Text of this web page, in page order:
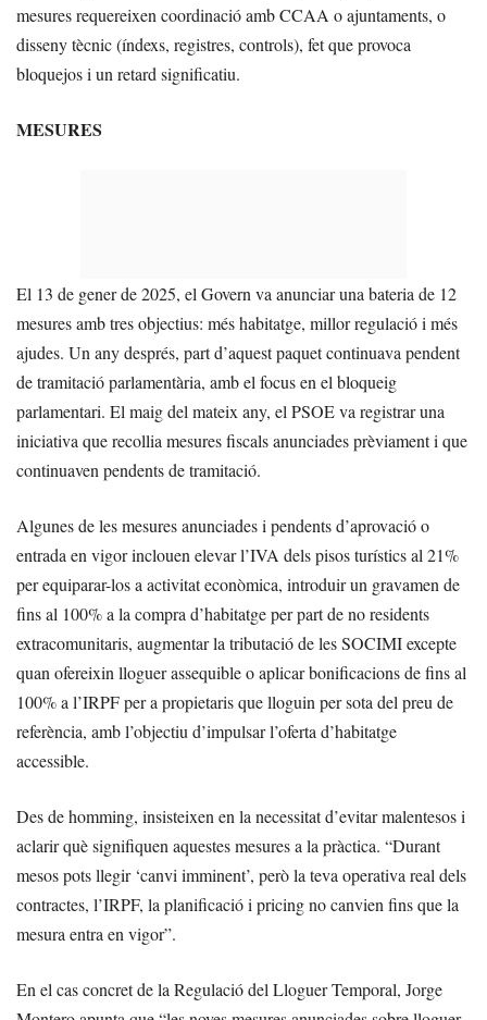
mesures requereixen coordinació amb CCAA o ajuntaments, o
disseny tècnic (índexs, registres, controls), fet que provoca
bloquejos i un retard significatiu.
MESURES
El 13 de gener de 2025, el Govern va anunciar una bateria de 12
mesures amb tres objectius: més habitatge, millor regulació i més
ajudes. Un any després, part d’aquest paquet continuava pendent
de tramitació parlamentària, amb el focus en el bloqueig
parlamentari. El maig del mateix any, el PSOE va registrar una
iniciativa que recollia mesures fiscals anunciades prèviament i que
continuaven pendents de tramitació.
Algunes de les mesures anunciades i pendents d’aprovació o
entrada en vigor inclouen elevar l’IVA dels pisos turístics al 21%
per equiparar-los a activitat econòmica, introduir un gravamen de
fins al 100% a la compra d’habitatge per part de no residents
extracomunitaris, augmentar la tributació de les SOCIMI excepte
quan ofereixin lloguer assequible o aplicar bonificacions de fins al
100% a l’IRPF per a propietaris que lloguin per sota del preu de
referència, amb l’objectiu d’impulsar l’oferta d’habitatge
accessible.
Des de homming, insisteixen en la necessitat d’evitar malentesos i
aclarir què signifiquen aquestes mesures a la pràctica. “Durant
mesos pots llegir ‘canvi imminent’, però la teva operativa real dels
contractes, l’IRPF, la planificació i pricing no canvien fins que la
mesura entra en vigor”.
En el cas concret de la Regulació del Lloguer Temporal, Jorge